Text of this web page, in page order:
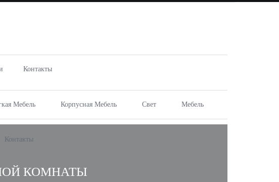
Контакты
Мебель Корпусная Мебель Свет Мебель
Контакты
КОМНАТЫ